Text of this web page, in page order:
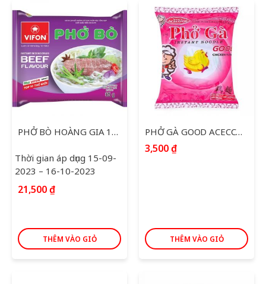
PHỞ BÒ HOÀNG GIA 120G
Thời gian áp dụng 15-09-
2023 – 16-10-2023
21,500₫
THÊM VÀO GIỎ
PHỞ GÀ GOOD ACECCOOK 65G
3,500₫
THÊM VÀO GIỎ